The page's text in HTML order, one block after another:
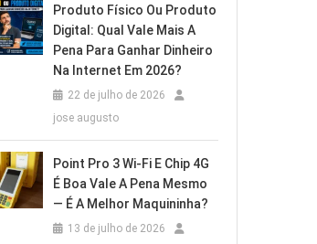
Produto Físico Ou Produto
Digital: Qual Vale Mais A
Pena Para Ganhar Dinheiro
Na Internet Em 2026?
22 de julho de 2026
jose augusto
Point Pro 3 Wi‑Fi E Chip 4G
É Boa Vale A Pena Mesmo
— É A Melhor Maquininha?
13 de julho de 2026